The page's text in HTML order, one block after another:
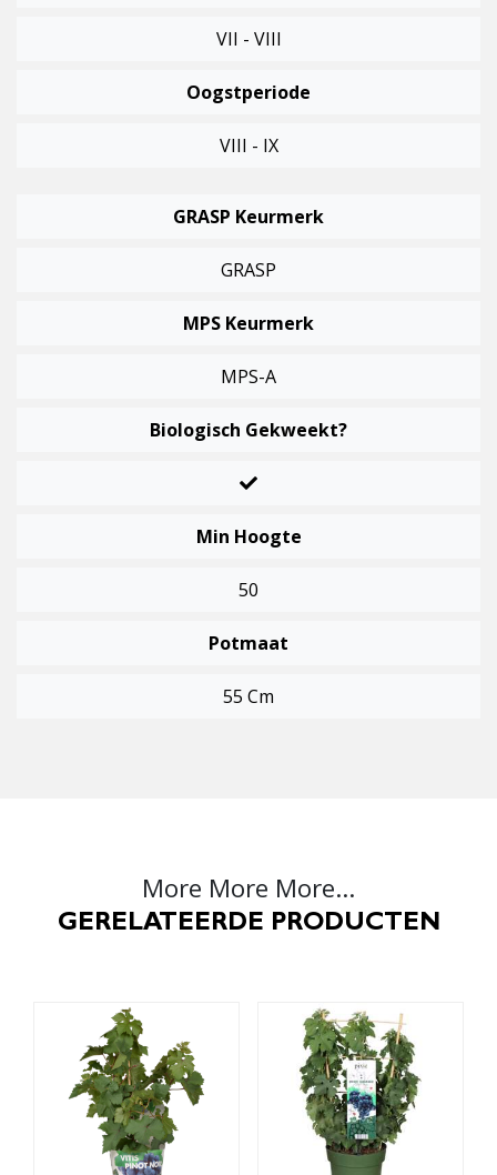
VII - VIII
Oogstperiode
VIII - IX
GRASP Keurmerk
GRASP
MPS Keurmerk
MPS-A
Biologisch Gekweekt?
Min Hoogte
50
Potmaat
55 Cm
More More More...
GERELATEERDE PRODUCTEN